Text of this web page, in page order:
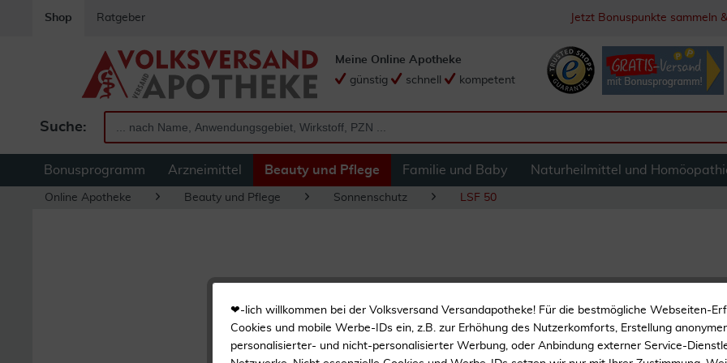
Shop Ratgeber Jetzt Bonuspunkte sammeln
Suche:
Meine Online Apotheke
günstig
schnell kompetent
Bonusprogramm Arzneimittel Beauty und Pflege Familie und Baby Naturheilmittel und
Online Apotheke Beauty und Pflege Sonnenschutz LSF 50
Reamin Ak
❤-lich willkommen bei der Volksversand Versandapotheke! Für die bestmögliche Webseiten-
Cookies und mobile Werbe-IDs ein, z.B. zur Erhöhung des Nutzerkomforts, Erstellung
personalisierter- und nicht-personalisierter Werbung, oder Anbindung externer Service-